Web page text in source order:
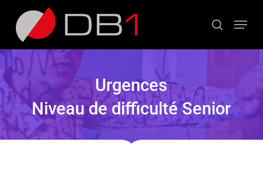
Panneau de gestion des cookies
contenu
principal
Menu
Urgences
Niveau de difficulté Senior